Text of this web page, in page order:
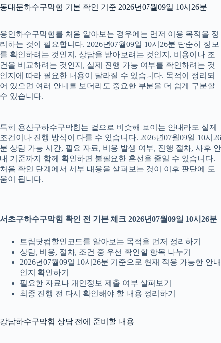
동대문하수구막힘 기본 확인 기준 2026년07월09일 10시26분
용인하수구막힘를 처음 알아보는 경우에는 먼저 이용 목적을 정
리하는 것이 필요합니다. 2026년07월09일 10시26분 단순히 정보
를 확인하려는 것인지, 상담을 받아보려는 것인지, 비용이나 조
건을 비교하려는 것인지, 실제 진행 가능 여부를 확인하려는 것
인지에 따라 필요한 내용이 달라질 수 있습니다. 목적이 정리되
어 있으면 여러 안내를 보더라도 중요한 부분을 더 쉽게 구분할
수 있습니다.
특히 용산구하수구막힘는 겉으로 비슷해 보이는 안내라도 실제
조건이나 진행 방식이 다를 수 있습니다. 2026년07월09일 10시26
분 상담 가능 시간, 필요 자료, 비용 발생 여부, 진행 절차, 사후 안
내 기준까지 함께 확인하면 불필요한 혼선을 줄일 수 있습니다.
처음 확인 단계에서 세부 내용을 살펴보는 것이 이후 판단에 도
움이 됩니다.
서초구하수구막힘 확인 전 기본 체크 2026년07월09일 10시26분
트립닷컴할인코드를 알아보는 목적을 먼저 정리하기
상담, 비용, 절차, 조건 중 우선 확인할 항목 나누기
2026년07월09일 10시26분 기준으로 현재 적용 가능한 안내
인지 확인하기
필요한 자료나 개인정보 제출 여부 살펴보기
최종 진행 전 다시 확인해야 할 내용 정리하기
강남하수구막힘 상담 전에 준비할 내용